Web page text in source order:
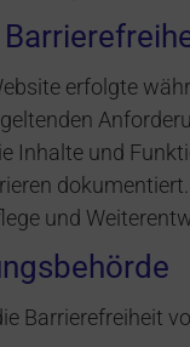
erfolgte
Inhalte und
und
Barrierefreiheit